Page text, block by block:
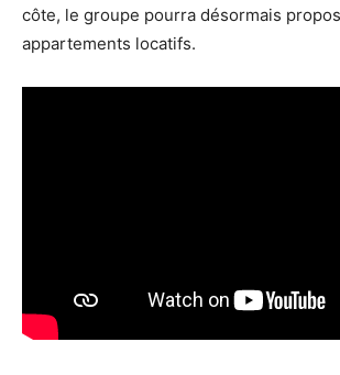
côte, le groupe pourra désormais
appartements locatifs.